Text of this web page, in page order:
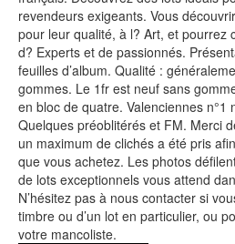
revendeurs exigeants. Vous
pour leur qualité, à l? Art, et pourrez
d? Experts et de passionnés.
feuilles d’album. Qualité :
gommes. Le 1fr est neuf sans
en bloc de quatre. Valenciennes n°1
Quelques préoblitérés et FM. Merci
un maximum de clichés a été pris
que vous achetez. Les photos
de lots exceptionnels vous attend
N’hésitez pas à nous contacter si
timbre ou d’un lot en particulier, ou
votre mancoliste.